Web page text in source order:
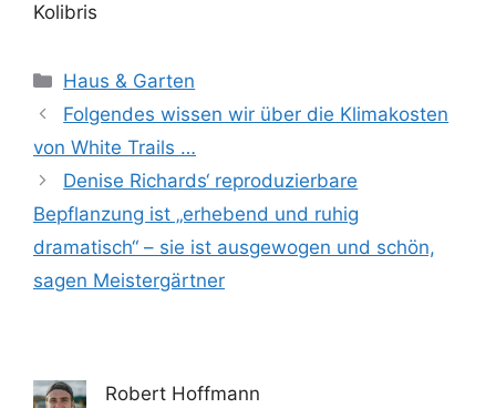
Kolibris
Kategorien
Haus & Garten
Folgendes wissen wir über die Klimakosten
von White Trails …
Denise Richards‘ reproduzierbare
Bepflanzung ist „erhebend und ruhig
dramatisch“ – sie ist ausgewogen und schön,
sagen Meistergärtner
Robert Hoffmann